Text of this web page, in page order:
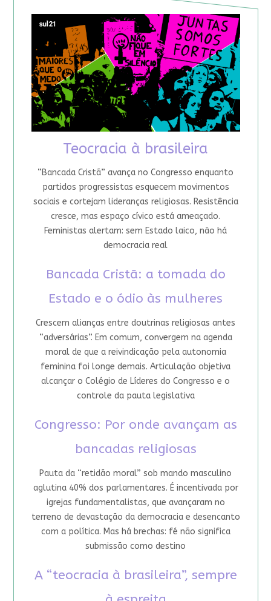
Teocracia à brasileira
“Bancada Cristã” avança no Congresso enquanto
partidos progressistas esquecem movimentos
sociais e cortejam lideranças religiosas. Resistência
cresce, mas espaço cívico está ameaçado.
Feministas alertam: sem Estado laico, não há
democracia real
Bancada Cristã: a tomada do
Estado e o ódio às mulheres
Crescem alianças entre doutrinas religiosas antes
“adversárias”. Em comum, convergem na agenda
moral de que a reivindicação pela autonomia
feminina foi longe demais. Articulação objetiva
alcançar o Colégio de Líderes do Congresso e o
controle da pauta legislativa
Congresso: Por onde avançam as
bancadas religiosas
Pauta da “retidão moral” sob mando masculino
aglutina 40% dos parlamentares. É incentivada por
igrejas fundamentalistas, que avançaram no
terreno de devastação da democracia e desencanto
com a política. Mas há brechas: fé não significa
submissão como destino
A “teocracia à brasileira”, sempre